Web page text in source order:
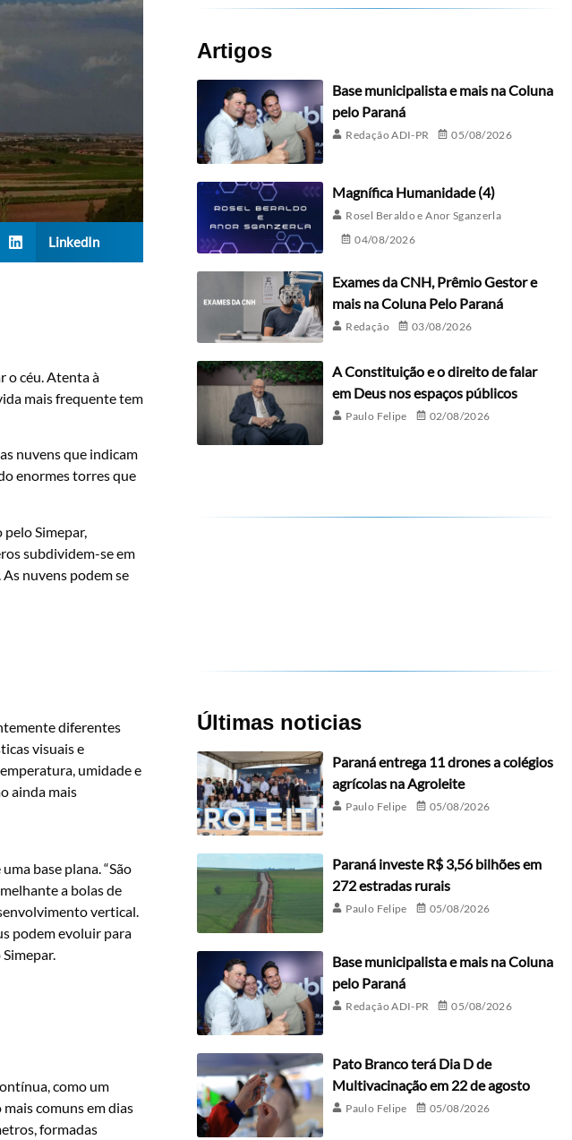
LinkedIn
o céu. Atenta à
mais frequente tem
nuvens que indicam
enormes torres que
Simepar,
subdividem-se em
nuvens podem se
diferentes
visuais e
umidade e
ainda mais
base plana. “São
a bolas de
vertical.
podem evoluir para
como um
comuns em dias
formadas
Artigos
Base municipalista e mais na Coluna
pelo Paraná
Redação ADI-PR 05/08/2026
Magnífica Humanidade (4)
Rosel Beraldo e Anor Sganzerla
04/08/2026
Exames da CNH, Prêmio Gestor e
mais na Coluna Pelo Paraná
Redação 03/08/2026
A Constituição e o direito de falar
em Deus nos espaços públicos
Paulo Felipe 02/08/2026
Últimas noticias
Paraná entrega 11 drones a colégios
agrícolas na Agroleite
Paulo Felipe 05/08/2026
Paraná investe R$ 3,56 bilhões em
272 estradas rurais
Paulo Felipe 05/08/2026
Base municipalista e mais na Coluna
pelo Paraná
Redação ADI-PR 05/08/2026
Pato Branco terá Dia D de
Multivacinação em 22 de agosto
Paulo Felipe 05/08/2026